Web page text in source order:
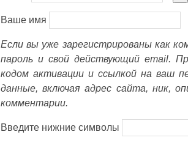
Ваше имя
Если вы уже зарегистрированы как
пароль и свой действующий email.
кодом активации и ссылкой на ваш
данные, включая адрес сайта, ник,
комментарии.
Введите нижние символы